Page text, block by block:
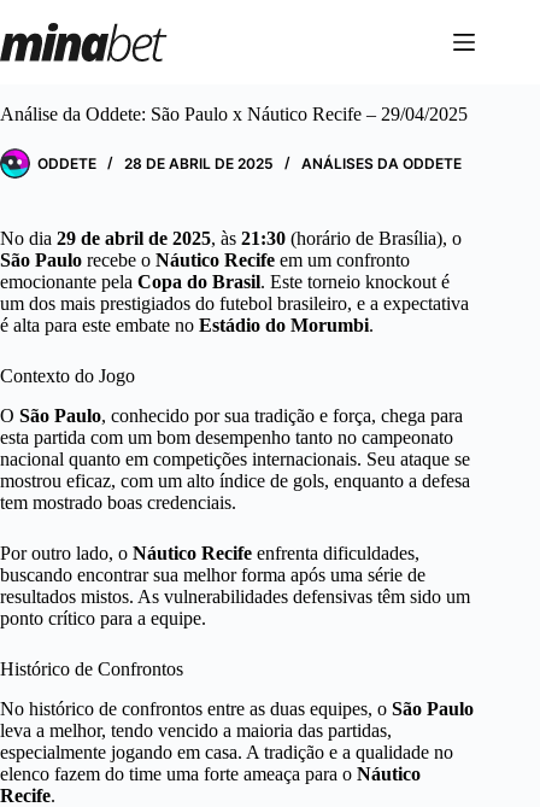
para
o
Análise da Oddete: São Paulo x Náutico Recife – 29/04/2025
ODDETE 28 DE ABRIL DE 2025 ANÁLISES DA ODDETE
No dia 29 de abril de 2025, às 21:30 (horário de Brasília), o
São Paulo recebe o Náutico Recife em um confronto
emocionante pela Copa do Brasil. Este torneio knockout é
um dos mais prestigiados do futebol brasileiro, e a expectativa
é alta para este embate no Estádio do Morumbi.
Contexto do Jogo
O São Paulo, conhecido por sua tradição e força, chega para
esta partida com um bom desempenho tanto no campeonato
nacional quanto em competições internacionais. Seu ataque se
mostrou eficaz, com um alto índice de gols, enquanto a defesa
tem mostrado boas credenciais.
Por outro lado, o Náutico Recife enfrenta dificuldades,
buscando encontrar sua melhor forma após uma série de
resultados mistos. As vulnerabilidades defensivas têm sido um
ponto crítico para a equipe.
Histórico de Confrontos
No histórico de confrontos entre as duas equipes, o São Paulo
leva a melhor, tendo vencido a maioria das partidas,
especialmente jogando em casa. A tradição e a qualidade no
elenco fazem do time uma forte ameaça para o Náutico
Recife.